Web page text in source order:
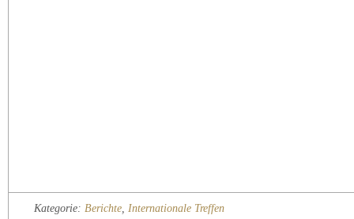
Kategorie: Berichte, Internationale Treffen